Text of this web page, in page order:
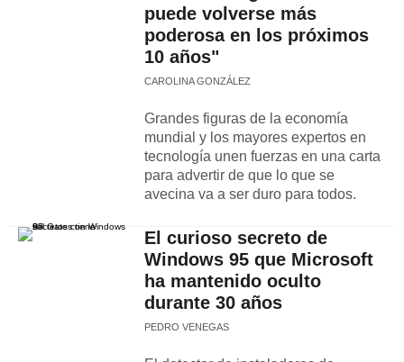
puede volverse más
poderosa en los próximos
10 años"
CAROLINA GONZÁLEZ
Grandes figuras de la economía
mundial y los mayores expertos en
tecnología unen fuerzas en una carta
para advertir de que lo que se
avecina va a ser duro para todos.
El curioso secreto de
Windows 95 que Microsoft
ha mantenido oculto
durante 30 años
PEDRO VENEGAS